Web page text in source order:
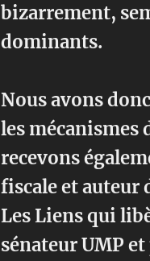
bizarrement,
dominants.
Nous avons
les mécanismes
recevons
fiscale et
Les Liens qui
sénateur UMP